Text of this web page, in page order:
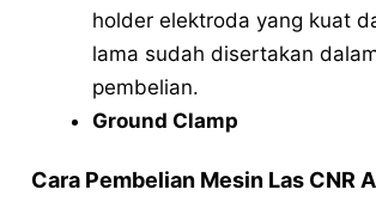
holder elektroda yang kuat
lama sudah disertakan
pembelian.
Ground Clamp
Cara Pembelian Mesin Las CNR